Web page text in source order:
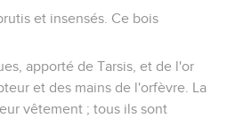
et insensés. Ce bois
apporté de Tarsis, et de l'or
et des mains de l'orfèvre. La
vêtement ; tous ils sont